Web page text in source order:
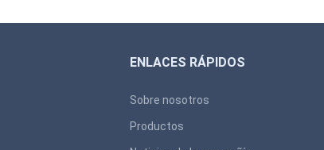
ENLACES RÁPIDOS
Sobre nosotros
Productos